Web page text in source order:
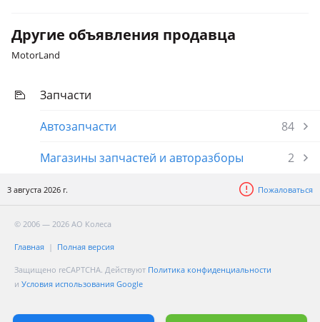
Другие объявления продавца
MotorLand
Запчасти
Автозапчасти
84
Магазины запчастей и авторазборы
2
3 августа 2026 г. Пожаловаться
© 2006 — 2026 АО Колеса
Главная Полная версия
Защищено reCAPTCHA. Действуют Политика конфиденциальности
и Условия использования Google